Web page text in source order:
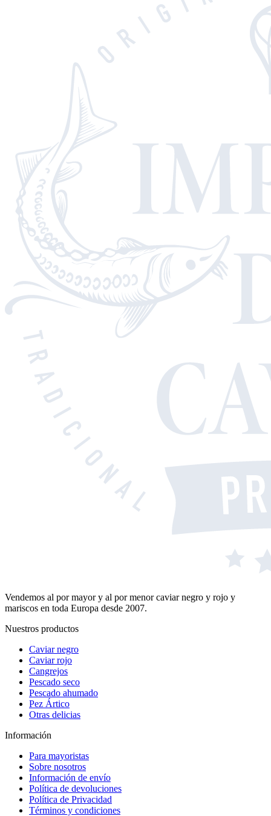
Vendemos al por mayor y al por menor caviar negro y rojo y
mariscos en toda Europa desde 2007.
Nuestros productos
Caviar negro
Caviar rojo
Cangrejos
Pescado seco
Pescado ahumado
Pez Ártico
Otras delicias
Información
Para mayoristas
Sobre nosotros
Información de envío
Política de devoluciones
Política de Privacidad
Términos y condiciones